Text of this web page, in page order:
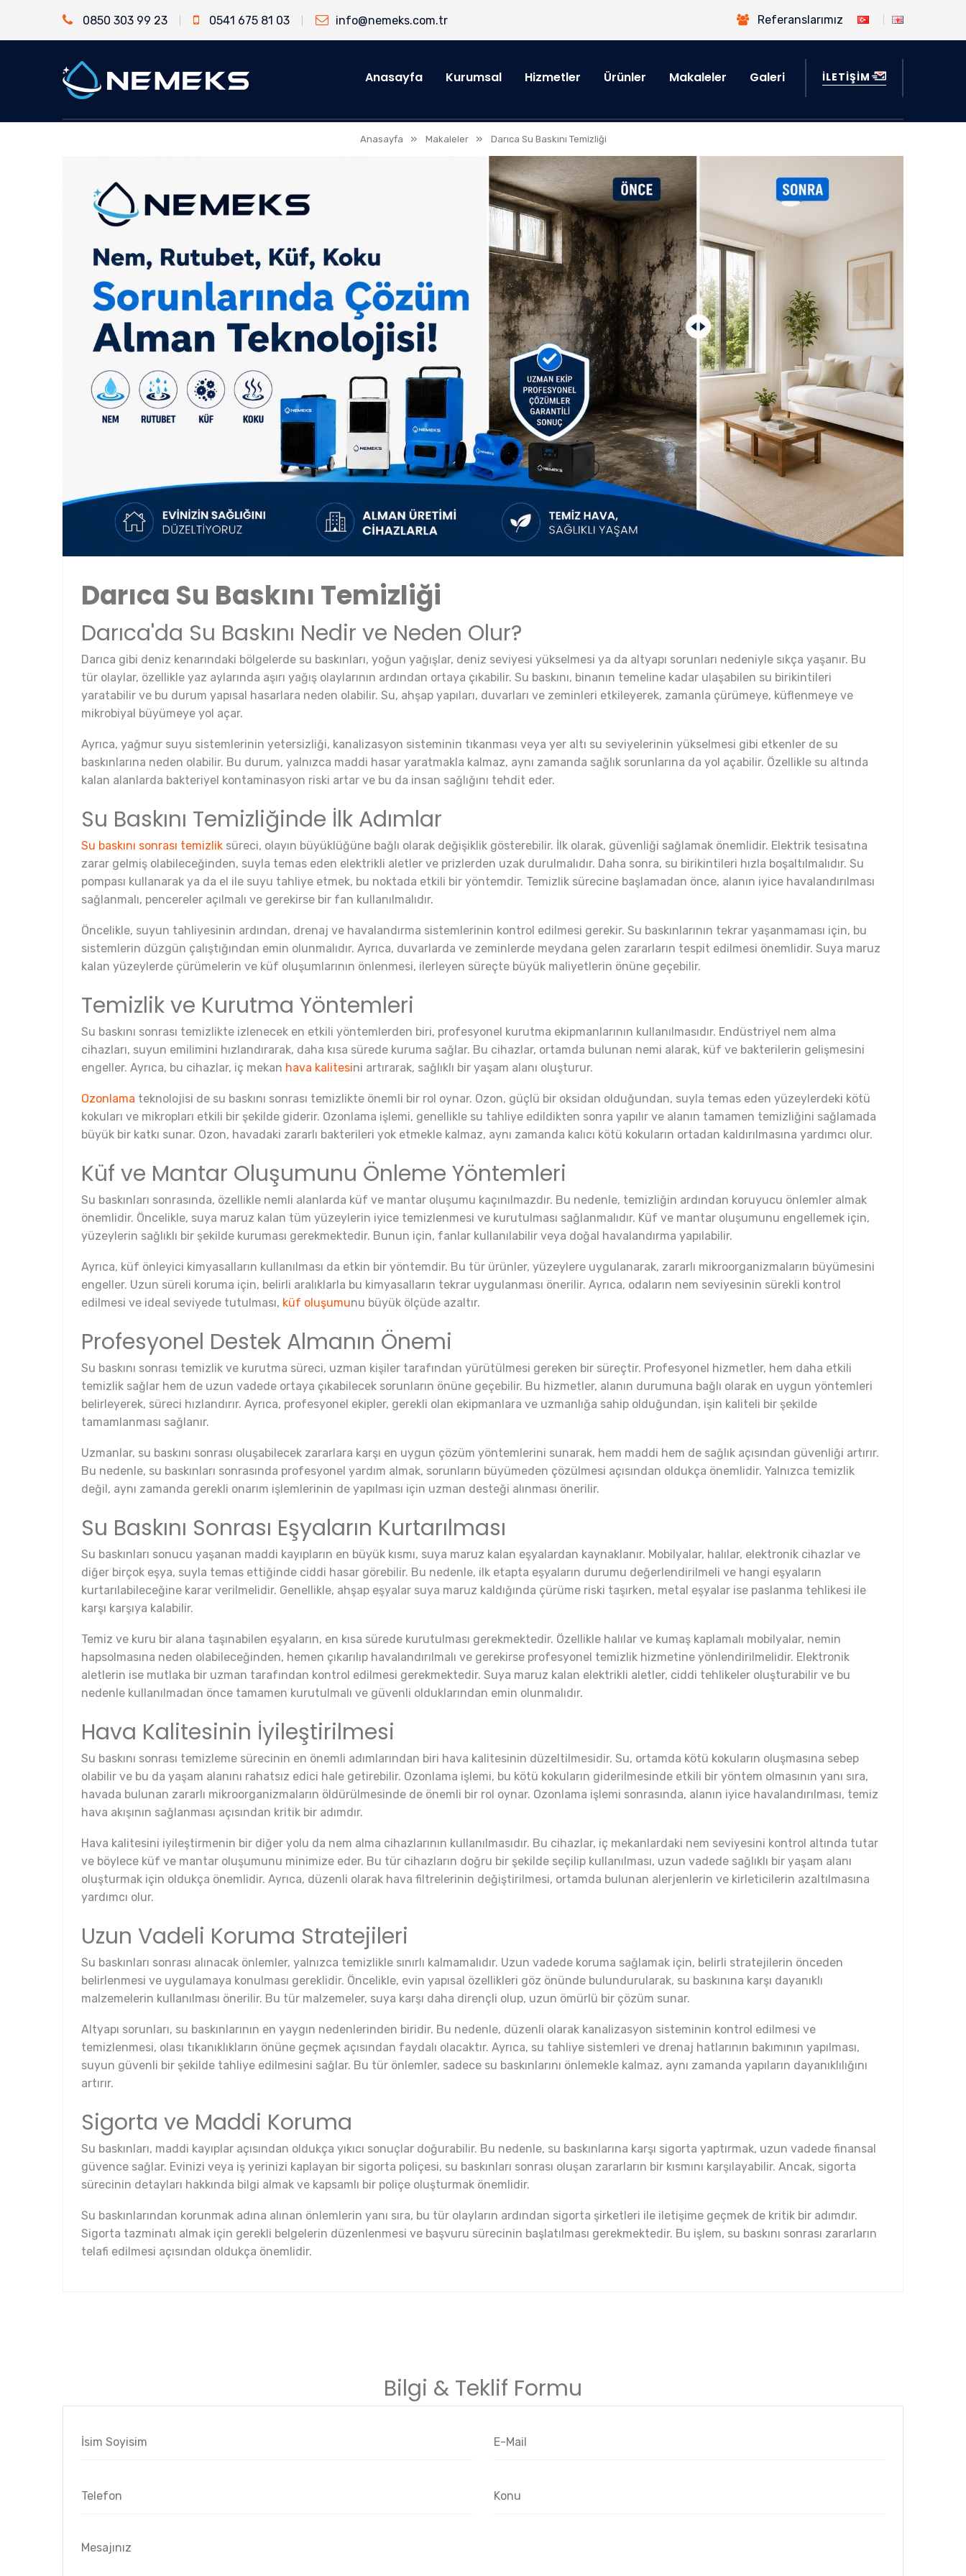
0850 303 99 23 0541 675 81 03 info@nemeks.com.tr Referanslarımız
Anasayfa Kurumsal Hizmetler Ürünler Makaleler Galeri İLETİŞİM
Anasayfa » Makaleler » Darıca Su Baskını Temizliği
Darıca Su Baskını Temizliği
Darıca'da Su Baskını Nedir ve Neden Olur?
Darıca gibi deniz kenarındaki bölgelerde su baskınları, yoğun yağışlar, deniz seviyesi yükselmesi ya da altyapı sorunları nedeniyle sıkça yaşanır. Bu
tür olaylar, özellikle yaz aylarında aşırı yağış olaylarının ardından ortaya çıkabilir. Su baskını, binanın temeline kadar ulaşabilen su birikintileri
yaratabilir ve bu durum yapısal hasarlara neden olabilir. Su, ahşap yapıları, duvarları ve zeminleri etkileyerek, zamanla çürümeye, küflenmeye ve
mikrobiyal büyümeye yol açar.
Ayrıca, yağmur suyu sistemlerinin yetersizliği, kanalizasyon sisteminin tıkanması veya yer altı su seviyelerinin yükselmesi gibi etkenler de su
baskınlarına neden olabilir. Bu durum, yalnızca maddi hasar yaratmakla kalmaz, aynı zamanda sağlık sorunlarına da yol açabilir. Özellikle su altında
kalan alanlarda bakteriyel kontaminasyon riski artar ve bu da insan sağlığını tehdit eder.
Su Baskını Temizliğinde İlk Adımlar
Su baskını sonrası temizlik süreci, olayın büyüklüğüne bağlı olarak değişiklik gösterebilir. İlk olarak, güvenliği sağlamak önemlidir. Elektrik tesisatına
zarar gelmiş olabileceğinden, suyla temas eden elektrikli aletler ve prizlerden uzak durulmalıdır. Daha sonra, su birikintileri hızla boşaltılmalıdır. Su
pompası kullanarak ya da el ile suyu tahliye etmek, bu noktada etkili bir yöntemdir. Temizlik sürecine başlamadan önce, alanın iyice havalandırılması
sağlanmalı, pencereler açılmalı ve gerekirse bir fan kullanılmalıdır.
Öncelikle, suyun tahliyesinin ardından, drenaj ve havalandırma sistemlerinin kontrol edilmesi gerekir. Su baskınlarının tekrar yaşanmaması için, bu
sistemlerin düzgün çalıştığından emin olunmalıdır. Ayrıca, duvarlarda ve zeminlerde meydana gelen zararların tespit edilmesi önemlidir. Suya maruz
kalan yüzeylerde çürümelerin ve küf oluşumlarının önlenmesi, ilerleyen süreçte büyük maliyetlerin önüne geçebilir.
Temizlik ve Kurutma Yöntemleri
Su baskını sonrası temizlikte izlenecek en etkili yöntemlerden biri, profesyonel kurutma ekipmanlarının kullanılmasıdır. Endüstriyel nem alma
cihazları, suyun emilimini hızlandırarak, daha kısa sürede kuruma sağlar. Bu cihazlar, ortamda bulunan nemi alarak, küf ve bakterilerin gelişmesini
engeller. Ayrıca, bu cihazlar, iç mekan hava kalitesini artırarak, sağlıklı bir yaşam alanı oluşturur.
Ozonlama teknolojisi de su baskını sonrası temizlikte önemli bir rol oynar. Ozon, güçlü bir oksidan olduğundan, suyla temas eden yüzeylerdeki kötü
kokuları ve mikropları etkili bir şekilde giderir. Ozonlama işlemi, genellikle su tahliye edildikten sonra yapılır ve alanın tamamen temizliğini sağlamada
büyük bir katkı sunar. Ozon, havadaki zararlı bakterileri yok etmekle kalmaz, aynı zamanda kalıcı kötü kokuların ortadan kaldırılmasına yardımcı olur.
Küf ve Mantar Oluşumunu Önleme Yöntemleri
Su baskınları sonrasında, özellikle nemli alanlarda küf ve mantar oluşumu kaçınılmazdır. Bu nedenle, temizliğin ardından koruyucu önlemler almak
önemlidir. Öncelikle, suya maruz kalan tüm yüzeylerin iyice temizlenmesi ve kurutulması sağlanmalıdır. Küf ve mantar oluşumunu engellemek için,
yüzeylerin sağlıklı bir şekilde kuruması gerekmektedir. Bunun için, fanlar kullanılabilir veya doğal havalandırma yapılabilir.
Ayrıca, küf önleyici kimyasalların kullanılması da etkin bir yöntemdir. Bu tür ürünler, yüzeylere uygulanarak, zararlı mikroorganizmaların büyümesini
engeller. Uzun süreli koruma için, belirli aralıklarla bu kimyasalların tekrar uygulanması önerilir. Ayrıca, odaların nem seviyesinin sürekli kontrol
edilmesi ve ideal seviyede tutulması, küf oluşumunu büyük ölçüde azaltır.
Profesyonel Destek Almanın Önemi
Su baskını sonrası temizlik ve kurutma süreci, uzman kişiler tarafından yürütülmesi gereken bir süreçtir. Profesyonel hizmetler, hem daha etkili
temizlik sağlar hem de uzun vadede ortaya çıkabilecek sorunların önüne geçebilir. Bu hizmetler, alanın durumuna bağlı olarak en uygun yöntemleri
belirleyerek, süreci hızlandırır. Ayrıca, profesyonel ekipler, gerekli olan ekipmanlara ve uzmanlığa sahip olduğundan, işin kaliteli bir şekilde
tamamlanması sağlanır.
Uzmanlar, su baskını sonrası oluşabilecek zararlara karşı en uygun çözüm yöntemlerini sunarak, hem maddi hem de sağlık açısından güvenliği artırır.
Bu nedenle, su baskınları sonrasında profesyonel yardım almak, sorunların büyümeden çözülmesi açısından oldukça önemlidir. Yalnızca temizlik
değil, aynı zamanda gerekli onarım işlemlerinin de yapılması için uzman desteği alınması önerilir.
Su Baskını Sonrası Eşyaların Kurtarılması
Su baskınları sonucu yaşanan maddi kayıpların en büyük kısmı, suya maruz kalan eşyalardan kaynaklanır. Mobilyalar, halılar, elektronik cihazlar ve
diğer birçok eşya, suyla temas ettiğinde ciddi hasar görebilir. Bu nedenle, ilk etapta eşyaların durumu değerlendirilmeli ve hangi eşyaların
kurtarılabileceğine karar verilmelidir. Genellikle, ahşap eşyalar suya maruz kaldığında çürüme riski taşırken, metal eşyalar ise paslanma tehlikesi ile
karşı karşıya kalabilir.
Temiz ve kuru bir alana taşınabilen eşyaların, en kısa sürede kurutulması gerekmektedir. Özellikle halılar ve kumaş kaplamalı mobilyalar, nemin
hapsolmasına neden olabileceğinden, hemen çıkarılıp havalandırılmalı ve gerekirse profesyonel temizlik hizmetine yönlendirilmelidir. Elektronik
aletlerin ise mutlaka bir uzman tarafından kontrol edilmesi gerekmektedir. Suya maruz kalan elektrikli aletler, ciddi tehlikeler oluşturabilir ve bu
nedenle kullanılmadan önce tamamen kurutulmalı ve güvenli olduklarından emin olunmalıdır.
Hava Kalitesinin İyileştirilmesi
Su baskını sonrası temizleme sürecinin en önemli adımlarından biri hava kalitesinin düzeltilmesidir. Su, ortamda kötü kokuların oluşmasına sebep
olabilir ve bu da yaşam alanını rahatsız edici hale getirebilir. Ozonlama işlemi, bu kötü kokuların giderilmesinde etkili bir yöntem olmasının yanı sıra,
havada bulunan zararlı mikroorganizmaların öldürülmesinde de önemli bir rol oynar. Ozonlama işlemi sonrasında, alanın iyice havalandırılması, temiz
hava akışının sağlanması açısından kritik bir adımdır.
Hava kalitesini iyileştirmenin bir diğer yolu da nem alma cihazlarının kullanılmasıdır. Bu cihazlar, iç mekanlardaki nem seviyesini kontrol altında tutar
ve böylece küf ve mantar oluşumunu minimize eder. Bu tür cihazların doğru bir şekilde seçilip kullanılması, uzun vadede sağlıklı bir yaşam alanı
oluşturmak için oldukça önemlidir. Ayrıca, düzenli olarak hava filtrelerinin değiştirilmesi, ortamda bulunan alerjenlerin ve kirleticilerin azaltılmasına
yardımcı olur.
Uzun Vadeli Koruma Stratejileri
Su baskınları sonrası alınacak önlemler, yalnızca temizlikle sınırlı kalmamalıdır. Uzun vadede koruma sağlamak için, belirli stratejilerin önceden
belirlenmesi ve uygulamaya konulması gereklidir. Öncelikle, evin yapısal özellikleri göz önünde bulundurularak, su baskınına karşı dayanıklı
malzemelerin kullanılması önerilir. Bu tür malzemeler, suya karşı daha dirençli olup, uzun ömürlü bir çözüm sunar.
Altyapı sorunları, su baskınlarının en yaygın nedenlerinden biridir. Bu nedenle, düzenli olarak kanalizasyon sisteminin kontrol edilmesi ve
temizlenmesi, olası tıkanıklıkların önüne geçmek açısından faydalı olacaktır. Ayrıca, su tahliye sistemleri ve drenaj hatlarının bakımının yapılması,
suyun güvenli bir şekilde tahliye edilmesini sağlar. Bu tür önlemler, sadece su baskınlarını önlemekle kalmaz, aynı zamanda yapıların dayanıklılığını
artırır.
Sigorta ve Maddi Koruma
Su baskınları, maddi kayıplar açısından oldukça yıkıcı sonuçlar doğurabilir. Bu nedenle, su baskınlarına karşı sigorta yaptırmak, uzun vadede finansal
güvence sağlar. Evinizi veya iş yerinizi kaplayan bir sigorta poliçesi, su baskınları sonrası oluşan zararların bir kısmını karşılayabilir. Ancak, sigorta
sürecinin detayları hakkında bilgi almak ve kapsamlı bir poliçe oluşturmak önemlidir.
Su baskınlarından korunmak adına alınan önlemlerin yanı sıra, bu tür olayların ardından sigorta şirketleri ile iletişime geçmek de kritik bir adımdır.
Sigorta tazminatı almak için gerekli belgelerin düzenlenmesi ve başvuru sürecinin başlatılması gerekmektedir. Bu işlem, su baskını sonrası zararların
telafi edilmesi açısından oldukça önemlidir.
Bilgi & Teklif Formu